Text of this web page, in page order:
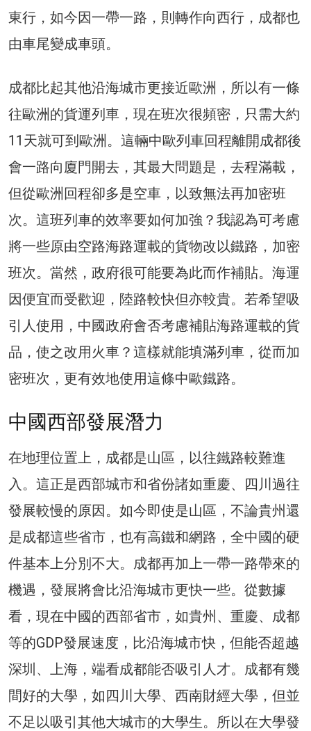
東行，如今因一帶一路，則轉作向西行，成都也
由車尾變成車頭。
成都比起其他沿海城市更接近歐洲，所以有一條
往歐洲的貨運列車，現在班次很頻密，只需大約
11天就可到歐洲。這輛中歐列車回程離開成都後
會一路向廈門開去，其最大問題是，去程滿載，
但從歐洲回程卻多是空車，以致無法再加密班
次。這班列車的效率要如何加強？我認為可考慮
將一些原由空路海路運載的貨物改以鐵路，加密
班次。當然，政府很可能要為此而作補貼。海運
因便宜而受歡迎，陸路較快但亦較貴。若希望吸
引人使用，中國政府會否考慮補貼海路運載的貨
品，使之改用火車？這樣就能填滿列車，從而加
密班次，更有效地使用這條中歐鐵路。
中國西部發展潛力
在地理位置上，成都是山區，以往鐵路較難進
入。這正是西部城市和省份諸如重慶、四川過往
發展較慢的原因。如今即使是山區，不論貴州還
是成都這些省市，也有高鐵和網路，全中國的硬
件基本上分別不大。成都再加上一帶一路帶來的
機遇，發展將會比沿海城市更快一些。從數據
看，現在中國的西部省市，如貴州、重慶、成都
等的GDP發展速度，比沿海城市快，但能否超越
深圳、上海，端看成都能否吸引人才。成都有幾
間好的大學，如四川大學、西南財經大學，但並
不足以吸引其他大城市的大學生。所以在大學發